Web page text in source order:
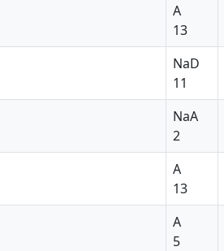
A
13
NaD
11
NaA
2
A
13
A
5